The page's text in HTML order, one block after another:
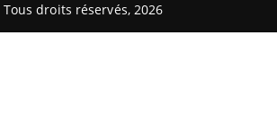
Tous droits réservés, 2026